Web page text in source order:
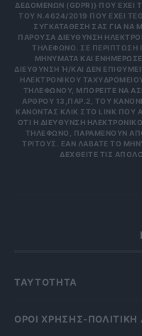
ΔΕΔΟΜΈΝΩΝ (GDPR)} ΠΟΥ ΈΧΕΙ
ΤΟΥ Ν.4624/2019 ΠΟΥ ΈΧΕΙ
ΣΥΓΚΑΤΆΘΕΣΉ ΣΑΣ ΓΙΑ ΝΑ
ΠΑΡΟΎΣΑ ΔΙΕΎΘΥΝΣΗ
ΗΛΈΦΩΝΟ. ΣΕ ΠΕΡΊΠΤΩΣΗ
ΗΝΎΜΑΤΑ ΚΑΙ
ΙΕΎΘΥΝΣΗ Ή/ΚΑΙ ΔΕΝ
ΕΚΤΡΟΝΙΚΟΎ ΤΑΧΥΔΡΟΜΕΊΟΥ Ή
ΕΦΏΝΟΥ, ΜΠΟΡΕΊΤΕ ΝΑ
ΡΟΥ 13,ΠΑΡ.2, ΤΟΥ
ΟΝΤΑΣ ΚΛΙΚ ΣΤΟ LINK ΠΟΥ
Η ΔΙΕΎΘΥΝΣΗ ΗΛΕΚΤΡΟΝΙΚΟΎ
ΦΩΝΟ, ΠΑΡΑΜΈΝΟΥΝ
ΟΥΣ. ΕΆΝ ΛΆΒΑΤΕ ΤΟ ΜΉΝΥΜΑ
ΕΊΤΕ ΤΙΣ
ΤΑΥΤΟΤΗΤΑ
OΡΟΙ ΧΡΗΣΗΣ-